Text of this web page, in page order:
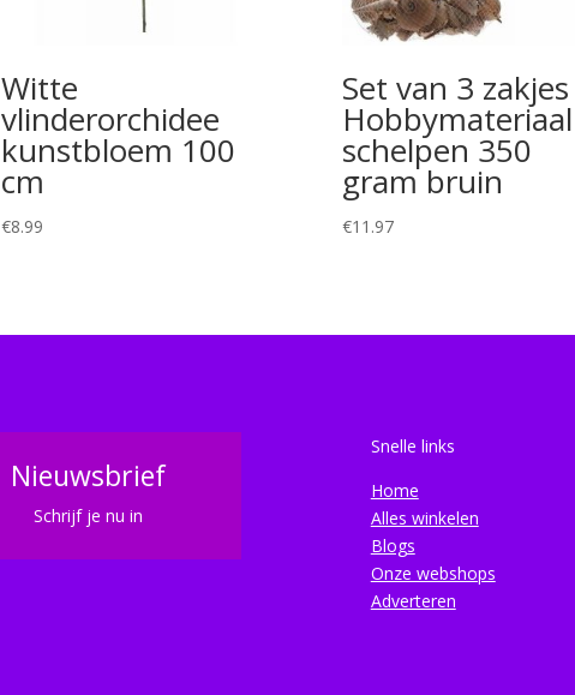
Witte
vlinderorchidee
kunstbloem 100
cm
€8.99
Set van 3 zakjes
Hobbymateriaal
schelpen 350
gram bruin
€11.97
Nieuwsbrief
Schrijf je nu in
Snelle links
Home
Alles winkelen
Blogs
Onze webshops
Adverteren